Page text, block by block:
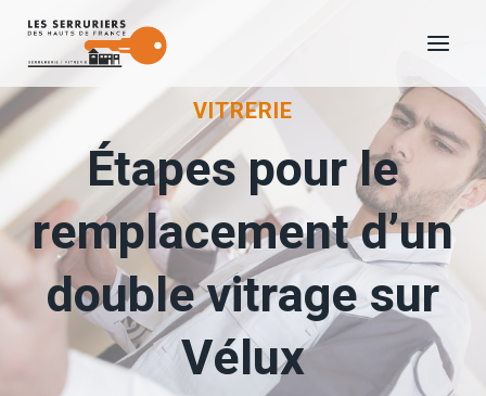
Aller
VITRERIE
Étapes pour le
remplacement d’un
double vitrage sur
Vélux